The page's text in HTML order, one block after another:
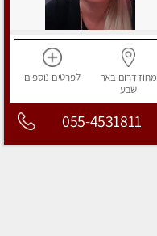
מחוז דרום באר
שבע
לפרטים נוספים
055-4531811